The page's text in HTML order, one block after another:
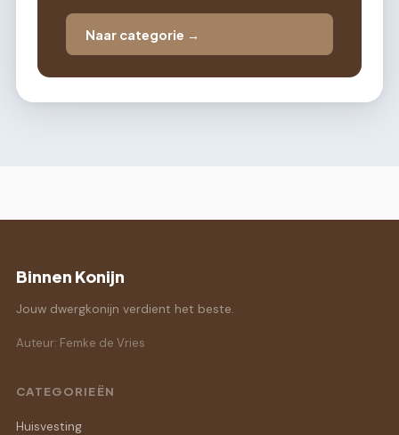
Naar categorie →
Binnen Konijn
Jouw dwergkonijn verdient het beste.
Auteur: Femke de Vries
CATEGORIEËN
Huisvesting